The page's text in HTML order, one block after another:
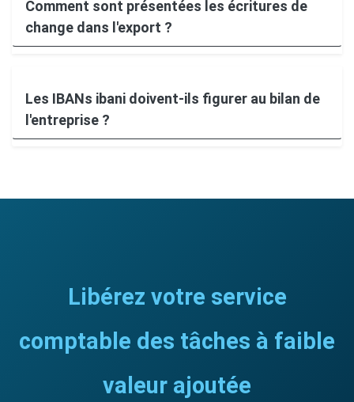
Comment sont présentées les écritures de
change dans l'export ?
Les IBANs ibani doivent-ils figurer au bilan de
l'entreprise ?
Libérez votre service
comptable des tâches à faible
valeur ajoutée